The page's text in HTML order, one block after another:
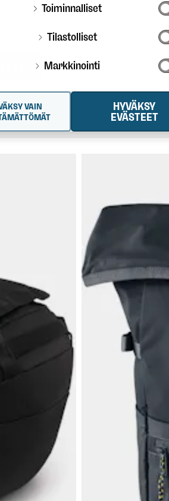
Toiminnalliset
Tilastolliset
Markkinointi
HYVÄKSY
EVÄSTEET
VAIN